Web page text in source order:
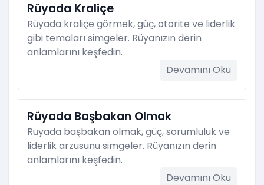
Rüyada Kraliçe
Rüyada kraliçe görmek, güç, otorite ve liderlik
gibi temaları simgeler. Rüyanızın derin
anlamlarını keşfedin.
Devamını Oku
Rüyada Başbakan Olmak
Rüyada başbakan olmak, güç, sorumluluk ve
liderlik arzusunu simgeler. Rüyanızın derin
anlamlarını keşfedin.
Devamını Oku